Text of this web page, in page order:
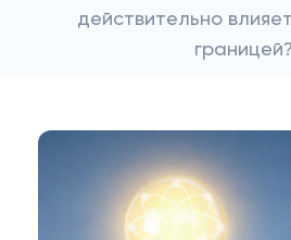
действительно
границей?